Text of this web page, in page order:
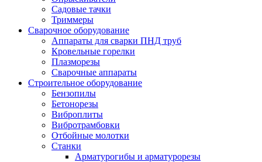
Садовые тачки
Триммеры
Сварочное оборудование
Аппараты для сварки ПНД труб
Кровельные горелки
Плазморезы
Сварочные аппараты
Строительное оборудование
Бензопилы
Бетонорезы
Виброплиты
Вибротрамбовки
Отбойные молотки
Станки
Арматурогибы и арматурорезы